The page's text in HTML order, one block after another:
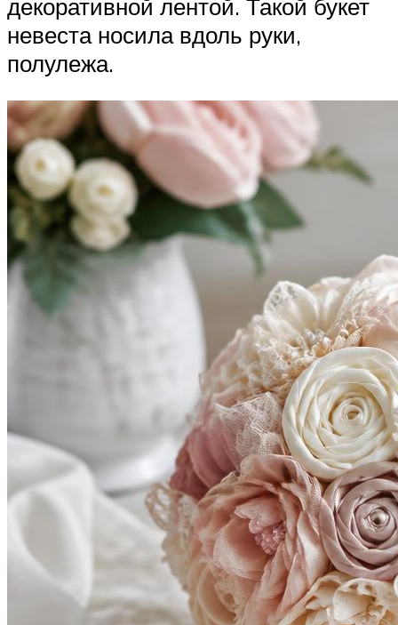
декоративной лентой. Такой букет
невеста носила вдоль руки,
полулежа.